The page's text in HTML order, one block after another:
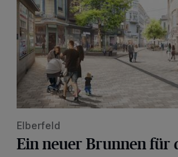
Elberfeld
Ein neuer Brunnen für